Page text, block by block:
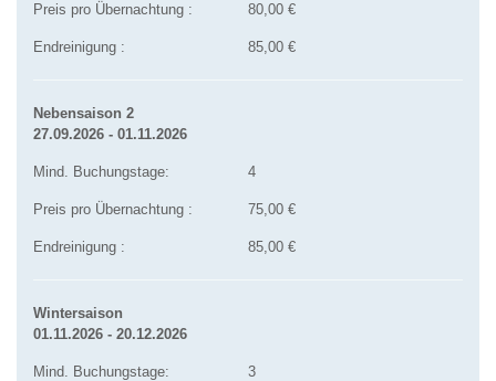
Preis pro Übernachtung : 80,00 €
Endreinigung : 85,00 €
Nebensaison 2
27.09.2026 - 01.11.2026
Mind. Buchungstage: 4
Preis pro Übernachtung : 75,00 €
Endreinigung : 85,00 €
Wintersaison
01.11.2026 - 20.12.2026
Mind. Buchungstage: 3